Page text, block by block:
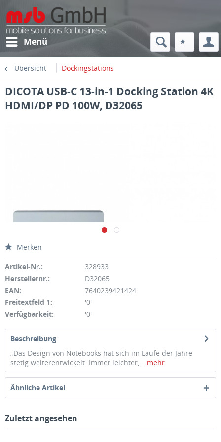
Menü
Übersicht Dockingstations
DICOTA USB-C 13-in-1 Docking Station 4K
HDMI/DP PD 100W, D32065
Merken
Artikel-Nr.:
328933
Herstellernr.:
D32065
EAN:
7640239421424
Freitextfeld 1:
'0'
Verfügbarkeit:
'0'
Beschreibung
„Das Design von Notebooks hat sich im Laufe der Jahre
stetig weiterentwickelt. Immer leichter,... mehr
Ähnliche Artikel
Zuletzt angesehen